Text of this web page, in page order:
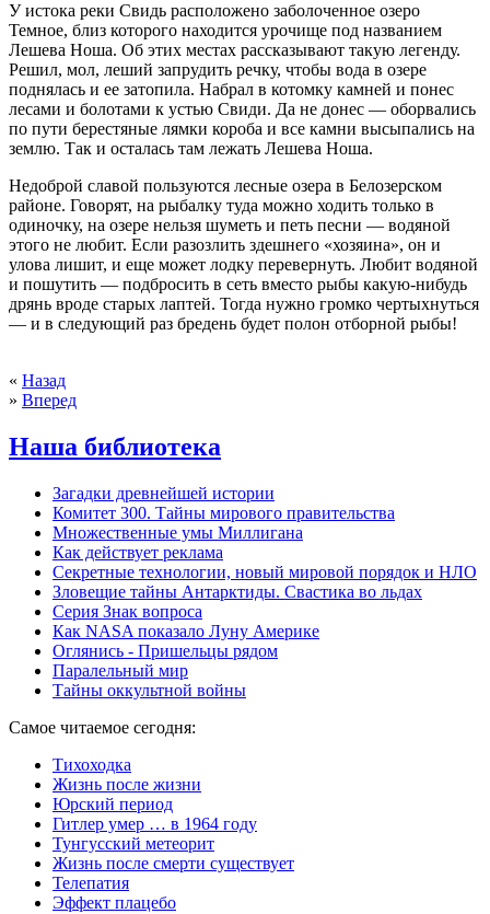
У истока реки Свидь расположено заболоченное озеро
Темное, близ которого находится урочище под названием
Лешева Ноша. Об этих местах рассказывают такую легенду.
Решил, мол, леший запрудить речку, чтобы вода в озере
поднялась и ее затопила. Набрал в котомку камней и понес
лесами и болотами к устью Свиди. Да не донес — оборвались
по пути берестяные лямки короба и все камни высыпались на
землю. Так и осталась там лежать Лешева Ноша.
Недоброй славой пользуются лесные озера в Белозерском
районе. Говорят, на рыбалку туда можно ходить только в
одиночку, на озере нельзя шуметь и петь песни — водяной
этого не любит. Если разозлить здешнего «хозяина», он и
улова лишит, и еще может лодку перевернуть. Любит водяной
и пошутить — подбросить в сеть вместо рыбы какую-нибудь
дрянь вроде старых лаптей. Тогда нужно громко чертыхнуться
— и в следующий раз бредень будет полон отборной рыбы!
« Назад
» Вперед
Наша библиотека
Загадки древнейшей истории
Комитет 300. Тайны мирового правительства
Mножественные умы Миллигана
Как действует реклама
Секретные технологии, новый мировой порядок и НЛО
Зловещие тайны Антарктиды. Свастика во льдах
Серия Знак вопроса
Как NASA показало Луну Америке
Оглянись - Пришельцы рядом
Паралельный мир
Тайны оккультной войны
Самое читаемое сегодня:
Тихоходка
Жизнь после жизни
Юрский период
Гитлер умер … в 1964 году
Тунгусский метеорит
Жизнь после смерти существует
Телепатия
Эффект плацебо